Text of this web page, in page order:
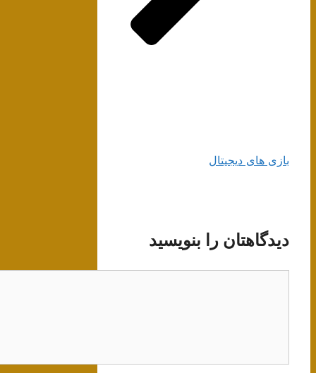
بازی های دیجیتال
دیدگاهتان را بنویسید